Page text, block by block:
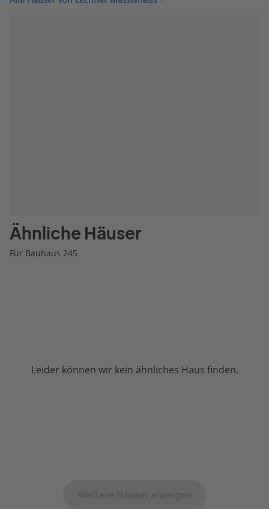
Ähnliche Häuser
Für Bauhaus 245
Leider können wir kein ähnliches Haus finden.